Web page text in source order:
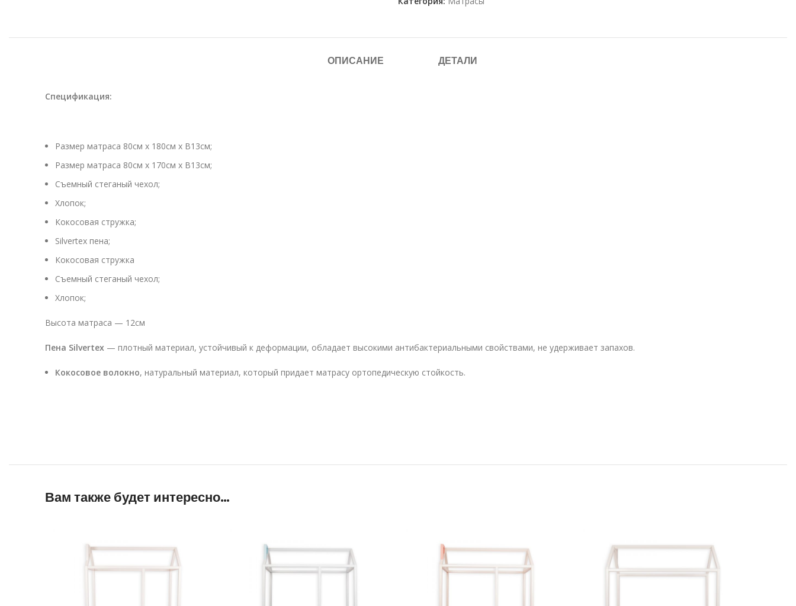
ОПИСАНИЕ ДЕТАЛИ
Спецификация:
Размер матраса 80см х 180см х В13см;
Размер матраса 80см х 170см х В13см;
Съемный стеганый чехол;
Хлопок;
Кокосовая стружка;
Silvertex пена;
Кокосовая стружка
Съемный стеганый чехол;
Хлопок;
Высота матраса — 12см
Пена Silvertex — плотный материал, устойчивый к деформации, обладает высокими антибактериальными свойствами, не удерживает запахов.
Кокосовое волокно, натуральный материал, который придает матрасу ортопедическую стойкость.
Вам также будет интересно…